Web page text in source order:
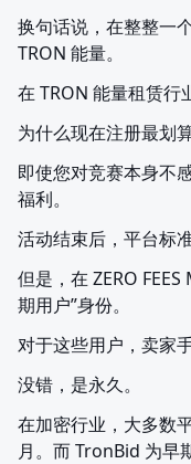
换句话说，在整整一
TRON 能量。
在 TRON 能量租赁行
为什么现在注册最划
即使您对竞赛本身不
福利。
活动结束后，平台标
但是，在 ZERO
期用户”身份。
对于这些用户，卖家
没错，是永久。
在加密行业，大多数
月。而 TronBid 为早